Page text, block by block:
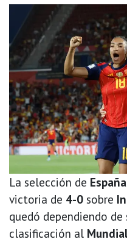
La selección de España
victoria de 4-0 sobre
quedó dependiendo
clasificación al